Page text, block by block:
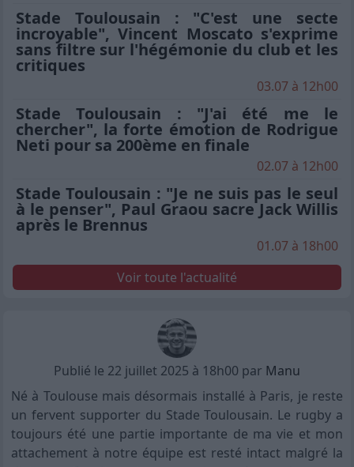
Stade Toulousain : "C'est une secte
incroyable", Vincent Moscato s'exprime
sans filtre sur l'hégémonie du club et les
critiques
03.07 à 12h00
Stade Toulousain : "J'ai été me le
chercher", la forte émotion de Rodrigue
Neti pour sa 200ème en finale
02.07 à 12h00
Stade Toulousain : "Je ne suis pas le seul
à le penser", Paul Graou sacre Jack Willis
après le Brennus
01.07 à 18h00
Voir toute l'actualité
Publié le 22 juillet 2025 à 18h00 par Manu
Né à Toulouse mais désormais installé à Paris, je reste
un fervent supporter du Stade Toulousain. Le rugby a
toujours été une partie importante de ma vie et mon
attachement à notre équipe est resté intact malgré la